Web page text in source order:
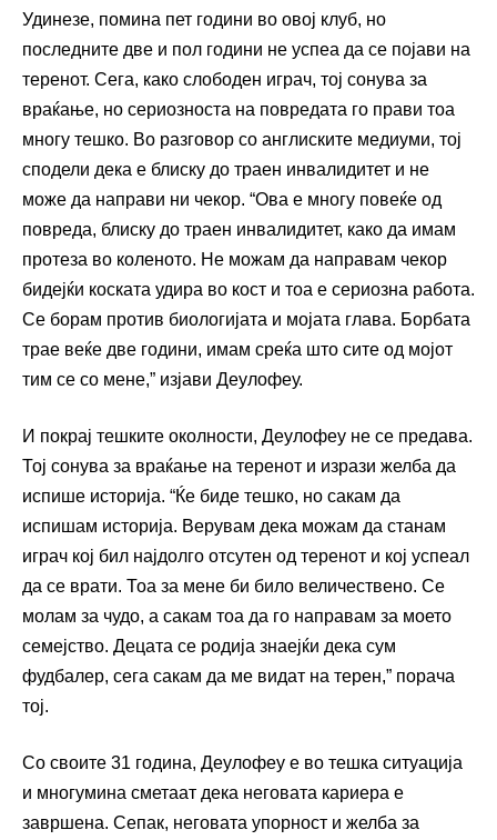
Удинезе, помина пет години во овој клуб, но
последните две и пол години не успеа да се појави на
теренот. Сега, како слободен играч, тој сонува за
враќање, но сериозноста на повредата го прави тоа
многу тешко. Во разговор со англиските медиуми, тој
сподели дека е блиску до траен инвалидитет и не
може да направи ни чекор. “Ова е многу повеќе од
повреда, блиску до траен инвалидитет, како да имам
протеза во коленото. Не можам да направам чекор
бидејќи коската удира во кост и тоа е сериозна работа.
Се борам против биологијата и мојата глава. Борбата
трае веќе две години, имам среќа што сите од мојот
тим се со мене,” изјави Деулофеу.
И покрај тешките околности, Деулофеу не се предава.
Тој сонува за враќање на теренот и изрази желба да
испише историја. “Ќе биде тешко, но сакам да
испишам историја. Верувам дека можам да станам
играч кој бил најдолго отсутен од теренот и кој успеал
да се врати. Тоа за мене би било величествено. Се
молам за чудо, а сакам тоа да го направам за моето
семејство. Децата се родија знаејќи дека сум
фудбалер, сега сакам да ме видат на терен,” порача
тој.
Со своите 31 година, Деулофеу е во тешка ситуација
и многумина сметаат дека неговата кариера е
завршена. Сепак, неговата упорност и желба за